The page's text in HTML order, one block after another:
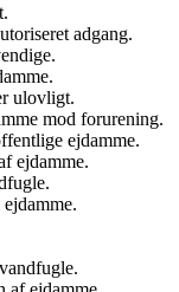
adgang.
ulovligt.
mod forurening.
ejdamme.
ejdamme.